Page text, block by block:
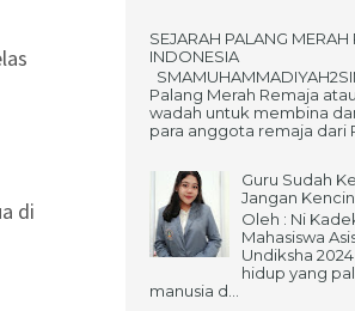
di
SEJARAH PALANG MERAH
INDONESIA
Palang Merah Remaja
wadah untuk membina
para anggota remaja dari
Guru Sudah
Jangan
Oleh : Ni
Mahasiswa
Undiksha
hidup yang
manusia d...